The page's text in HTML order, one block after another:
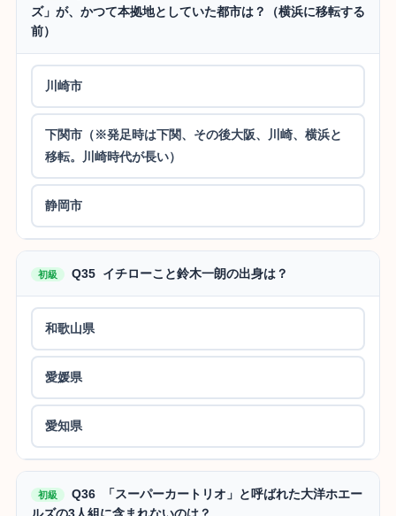
ズ」が、かつて本拠地としていた都市は？（横浜に移転する
前）
川崎市
下関市（※発足時は下関、その後大阪、川崎、横浜と
移転。川崎時代が長い）
静岡市
初級 Q35 イチローこと鈴木一朗の出身は？
和歌山県
愛媛県
愛知県
初級
Q36 「スーパーカートリオ」と呼ばれた大洋ホエー
ルズの3人組に含まれないのは？